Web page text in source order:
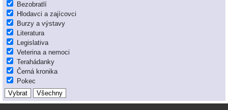
Bezobratlí
Hlodavci a zajícovci
Burzy a výstavy
Literatura
Legislativa
Veterina a nemoci
Terahádanky
Černá kronika
Pokec